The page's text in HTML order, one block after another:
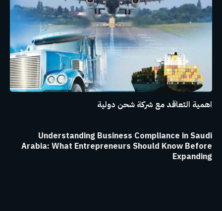
اهمية التعاقد مع شركة شحن دولية
Understanding Business Compliance in Saudi
Arabia: What Entrepreneurs Should Know Before
Expanding